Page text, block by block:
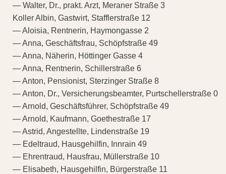
— Walter, Dr., prakt. Arzt, Meraner Straße 3
Koller Albin, Gastwirt, Stafflerstraße 12
— Aloisia, Rentnerin, Haymongasse 2
— Anna, Geschäftsfrau, Schöpfstraße 49
— Anna, Näherin, Höttinger Gasse 4
— Anna, Rentnerin, Schillerstraße 6
— Anton, Pensionist, Sterzinger Straße 8
— Anton, Dr., Versicherungsbeamter, Purtschellerstraße 0
— Arnold, Geschäftsführer, Schöpfstraße 49
— Arnold, Kaufmann, Goethestraße 17
— Astrid, Angestellte, Lindenstraße 19
— Edeltraud, Hausgehilfin, Innrain 49
— Ehrentraud, Hausfrau, Müllerstraße 10
— Elisabeth, Hausgehilfin, Bürgerstraße 11